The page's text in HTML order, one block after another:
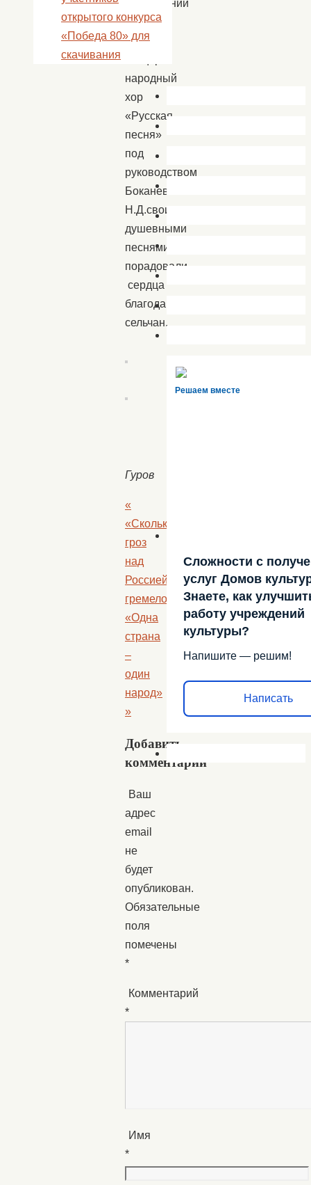
завершении
митинга
–
народный
хор
«Русская
песня»
под
руководством
Боканевой
Н.Д.своими
душевными
песнями
порадовали
сердца
благодарных
сельчан.
Гуров
«
«Сколько
гроз
над
Россией
гремело»
«Одна
страна
–
один
народ»
»
Добавить
комментарий
Ваш
адрес
email
не
будет
опубликован.
Обязательные
поля
помечены
*
Комментарий
*
Имя
*
открытого конкурса
«Победа 80» для
скачивания
Решаем вместе
Сложности с
услуг Домов
Знаете, как
работу учреждений
культуры?
Напишите — решим!
Написать